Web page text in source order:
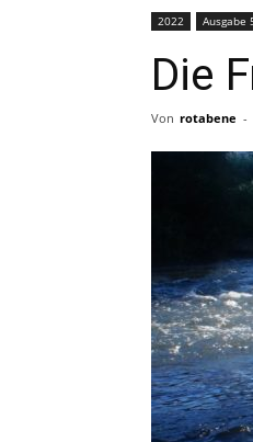
2022 Ausgabe
Die
Von rotabene -